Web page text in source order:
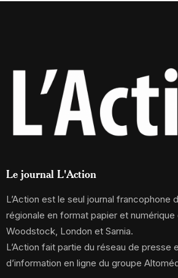
Le journal L'Action
L’Action est le seul journal francophone
régionale en format papier et
Woodstock, London et Sarnia.
L’Action fait partie du réseau de presse
d’information en ligne du groupe